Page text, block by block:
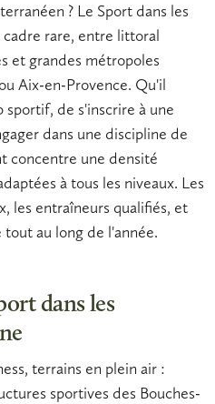
? Le Sport dans les
rare, entre littoral
et grandes métropoles
Aix-en-Provence. Qu'il
sportif, de s'inscrire à une
dans une discipline de
concentre une densité
à tous les niveaux. Les
les entraîneurs qualifiés, et
au long de l'année.
dans les
terrains en plein air :
sportives des Bouches-